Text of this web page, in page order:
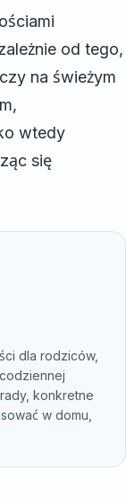
od tego,
na świeżym
wtedy
się
dla rodziców,
konkretne
w domu,